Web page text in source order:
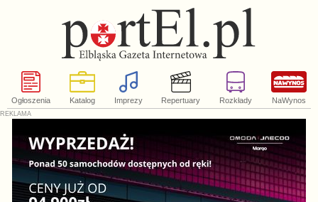
Ogłoszenia Katalog Imprezy Repertuary Rozkłady NaWynos